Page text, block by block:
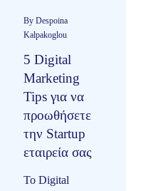
μυστηριώδεις
μετρήσεις….
By Despoina
Kalpakoglou
5 Digital
Marketing
Tips για να
προωθήσετε
την Startup
εταιρεία σας
Το Digital